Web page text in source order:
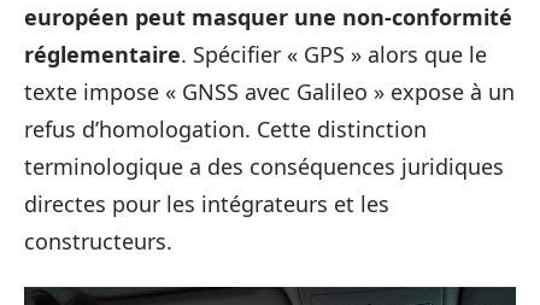
européen peut masquer une non-conformité
réglementaire. Spécifier « GPS » alors que le
texte impose « GNSS avec Galileo » expose à un
refus d’homologation. Cette distinction
terminologique a des conséquences juridiques
directes pour les intégrateurs et les
constructeurs.